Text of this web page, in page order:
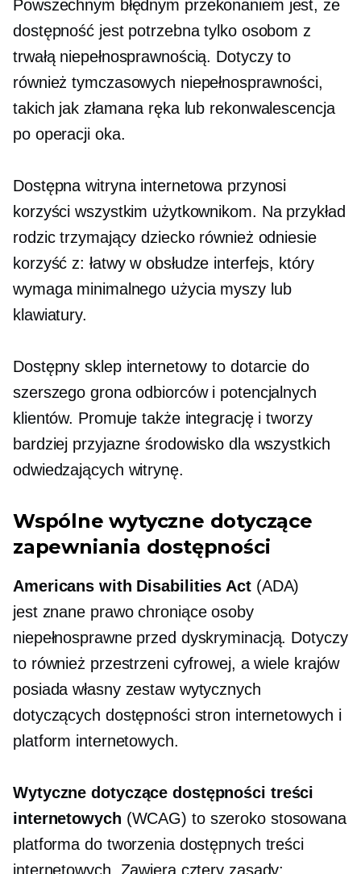
Powszechnym błędnym przekonaniem jest, że
dostępność jest potrzebna tylko osobom z
trwałą niepełnosprawnością. Dotyczy to
również tymczasowych niepełnosprawności,
takich jak złamana ręka lub rekonwalescencja
po operacji oka.
Dostępna witryna internetowa przynosi
korzyści wszystkim użytkownikom. Na przykład
rodzic trzymający dziecko również odniesie
korzyść z: łatwy w obsłudze interfejs, który
wymaga minimalnego użycia myszy lub
klawiatury.
Dostępny sklep internetowy to dotarcie do
szerszego grona odbiorców i potencjalnych
klientów. Promuje także integrację i tworzy
bardziej przyjazne środowisko dla wszystkich
odwiedzających witrynę.
Wspólne wytyczne dotyczące
zapewniania dostępności
Americans with Disabilities Act(ADA)
jest znane prawo chroniące osoby
niepełnosprawne przed dyskryminacją. Dotyczy
to również przestrzeni cyfrowej, a wiele krajów
posiada własny zestaw wytycznych
dotyczących dostępności stron internetowych i
platform internetowych.
Wytyczne dotyczące dostępności treści
internetowych (WCAG) to szeroko stosowana
platforma do tworzenia dostępnych treści
internetowych. Zawiera cztery zasady: